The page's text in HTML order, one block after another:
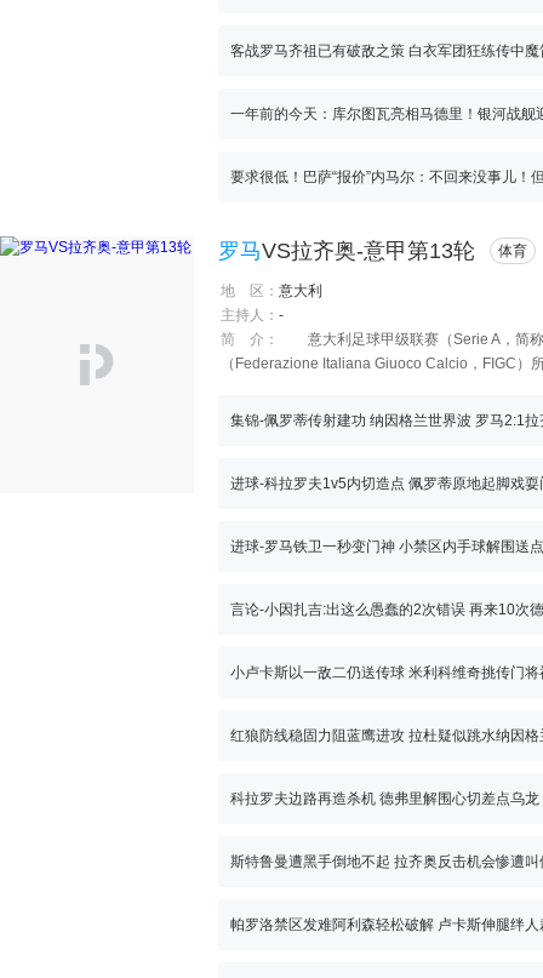
罗马VS拉齐奥-意甲第13轮 体育
地 区： 意大利
主持人： -
简 介：
意大利足球甲级联赛（Serie A，简称
（Federazione Italiana Giuoco Calcio，FIGC）
的差距正在进一步拉大。
集锦-佩罗蒂传射建功 纳因格兰世界波 罗马2:1拉
进球-科拉罗夫1v5内切造点 佩罗蒂原地起脚戏耍
小卢卡斯以一敌二仍送传球 米利科维奇挑传门
红狼防线稳固力阻蓝鹰进攻 拉杜疑似跳水纳因格
科拉罗夫边路再造杀机 德弗里解围心切差点乌龙
斯特鲁曼遭黑手倒地不起 拉齐奥反击机会惨遭叫